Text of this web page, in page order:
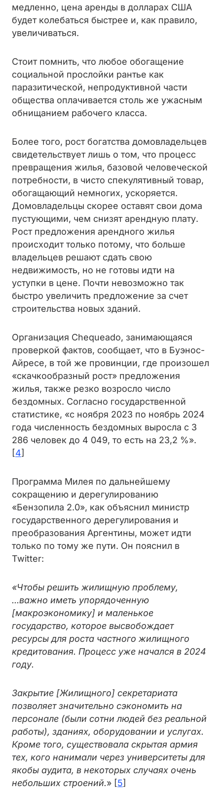
медленно, цена аренды в долларах США
будет колебаться быстрее и, как правило,
увеличиваться.
Стоит помнить, что любое обогащение
социальной прослойки рантье как
паразитической, непродуктивной части
общества оплачивается столь же ужасным
обнищанием рабочего класса.
Более того, рост богатства домовладельцев
свидетельствует лишь о том, что процесс
превращения жилья, базовой человеческой
потребности, в чисто спекулятивный товар,
обогащающий немногих, ускоряется.
Домовладельцы скорее оставят свои дома
пустующими, чем снизят арендную плату.
Рост предложения арендного жилья
происходит только потому, что больше
владельцев решают сдать свою
недвижимость, но не готовы идти на
уступки в цене. Почти невозможно так
быстро увеличить предложение за счет
строительства новых зданий.
Организация Chequeado, занимающаяся
проверкой фактов, сообщает, что в Буэнос-
Айресе, в той же провинции, где произошел
«скачкообразный рост» предложения
жилья, также резко возросло число
бездомных. Согласно государственной
статистике, «с ноября 2023 по ноябрь 2024
года численность бездомных выросла с 3
286 человек до 4 049, то есть на 23,2 %».
[4]
Программа Милея по дальнейшему
сокращению и дерегулированию
«Бензопила 2.0», как объяснил министр
государственного дерегулирования и
преобразования Аргентины, может идти
только по тому же пути. Он пояснил в
Twitter:
«Чтобы решить жилищную проблему,
...важно иметь упорядоченную
[макроэкономику] и маленькое
государство, которое высвобождает
ресурсы для роста частного жилищного
кредитования. Процесс уже начался в 2024
году.
Закрытие [Жилищного] секретариата
позволяет значительно сэкономить на
персонале (были сотни людей без реальной
работы), зданиях, оборудовании и услугах.
Кроме того, существовала скрытая армия
тех, кого нанимали через университеты для
якобы аудита, в некоторых случаях очень
небольших строений.» [5]